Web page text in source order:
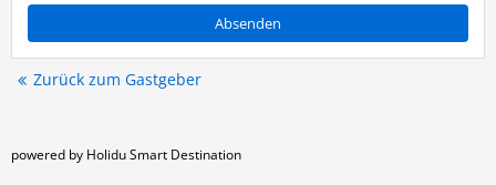
Zurück zum Gastgeber
powered by Holidu Smart Destination